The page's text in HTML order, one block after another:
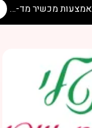
הסרת שיער לגברים באמצעות מכשיר מד-אופ